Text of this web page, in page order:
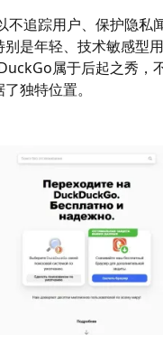
不追踪用户、保护隐私
是年轻、技术敏感型
属于后起之秀，
独特位置。